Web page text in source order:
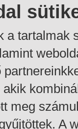
a tartalmak
meg
A